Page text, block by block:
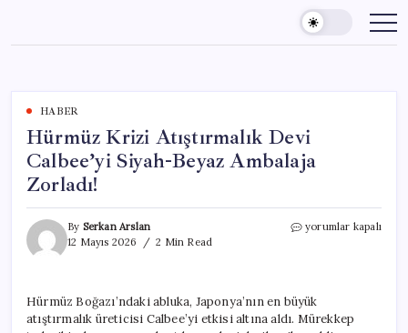
content
HABER
Hürmüz Krizi Atıştırmalık Devi
Calbee’yi Siyah-Beyaz Ambalaja
Zorladı!
By Serkan Arslan
12 Mayıs 2026
2 Min Read
Hürmüz
Siyah-
Beyaz
yorumlar kapalı
Hürmüz Boğazı’ndaki abluka, Japonya’nın en büyük
atıştırmalık üreticisi Calbee’yi etkisi altına aldı. Mürekkep